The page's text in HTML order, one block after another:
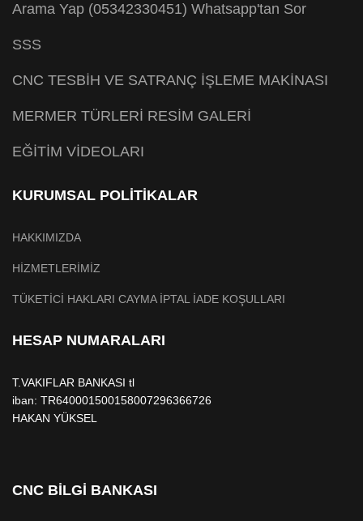
Arama Yap (05342330451) Whatsapp'tan Sor
SSS
CNC TESBİH VE SATRANÇ İŞLEME MAKİNASI
MERMER TÜRLERİ RESİM GALERİ
EĞİTİM VİDEOLARI
KURUMSAL POLİTİKALAR
HAKKIMIZDA
HİZMETLERİMİZ
TÜKETİCİ HAKLARI CAYMA İPTAL İADE KOŞULLARI
HESAP NUMARALARI
T.VAKIFLAR BANKASI tl
iban: TR640001500158007296366726
HAKAN YÜKSEL
CNC BİLGİ BANKASI